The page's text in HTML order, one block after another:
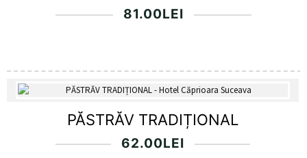
81.00LEI
PĂSTRĂV TRADIȚIONAL
62.00LEI